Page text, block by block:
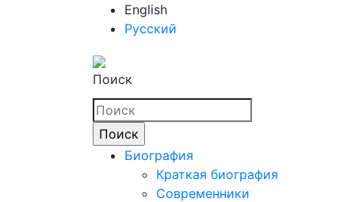
English
Русский
Поиск
Биография
Краткая биография
Современники